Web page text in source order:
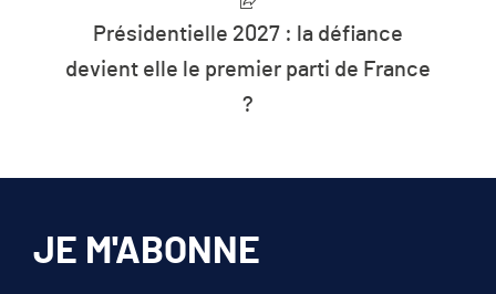
Présidentielle 2027 : la défiance
devient elle le premier parti de France
?
JE M'ABONNE